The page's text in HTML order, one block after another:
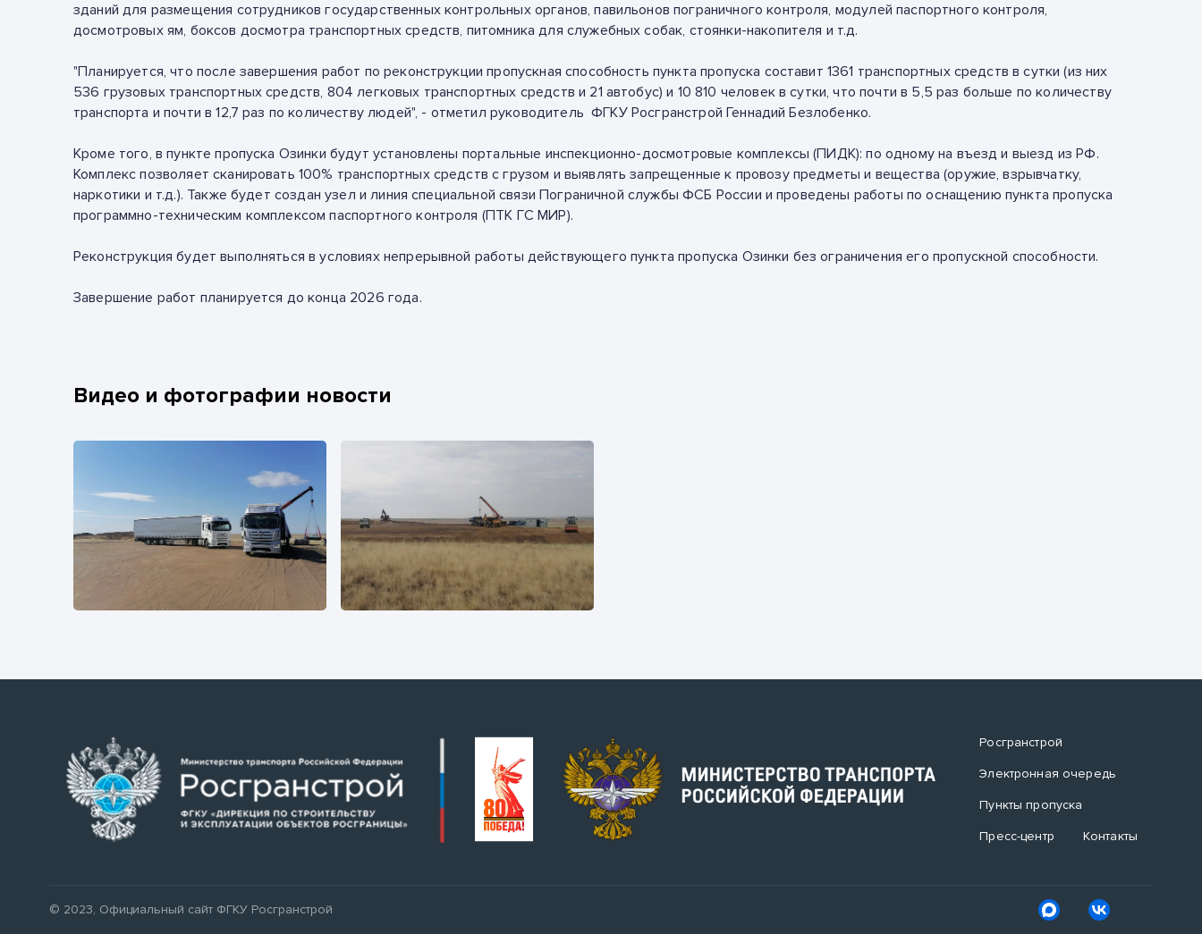
зданий для размещения сотрудников государственных контрольных органов, павильонов пограничного контроля, модулей паспортного контроля,
досмотровых ям, боксов досмотра транспортных средств, питомника для служебных собак, стоянки-накопителя и т.д.
"Планируется, что после завершения работ по реконструкции пропускная способность пункта пропуска составит 1361 транспортных средств в сутки (из них
536 грузовых транспортных средств, 804 легковых транспортных средств и 21 автобус) и 10 810 человек в сутки, что почти в 5,5 раз больше по количеству
транспорта и почти в 12,7 раз по количеству людей", - отметил руководитель ФГКУ Росгранстрой Геннадий Безлобенко.
Кроме того, в пункте пропуска Озинки будут установлены портальные инспекционно-досмотровые комплексы (ПИДК): по одному на въезд и выезд из РФ.
Комплекс позволяет сканировать 100% транспортных средств с грузом и выявлять запрещенные к провозу предметы и вещества (оружие, взрывчатку,
наркотики и т.д.). Также будет создан узел и линия специальной связи Пограничной службы ФСБ России и проведены работы по оснащению пункта пропуска
программно-техническим комплексом паспортного контроля (ПТК ГС МИР).
Реконструкция будет выполняться в условиях непрерывной работы действующего пункта пропуска Озинки без ограничения его пропускной способности.
Завершение работ планируется до конца 2026 года.
Видео и фотографии новости
Росгранстрой
Электронная очередь
Пункты пропуска
Пресс-центр Контакты
© 2023, Официальный сайт ФГКУ Росгранстрой